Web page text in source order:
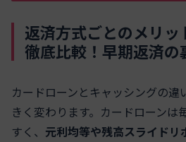
返済方式ごとのメリ
徹底比較！早期返済の
カードローンとキャッシングの違
きく変わります。カードローンは
すく、 元利均等や残高スライドリ